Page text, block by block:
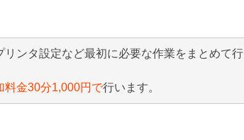
ンタ設定など最初に必要な作業をまとめて行
料金30分1,000円で行います。